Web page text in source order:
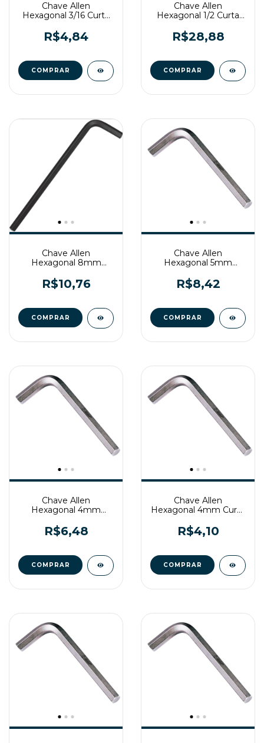
Chave Allen
Hexagonal 3/16 Curta
R$4,84
Chave Allen
Hexagonal 1/2 Curta
R$28,88
Chave Allen
Hexagonal 8mm
R$10,76
Chave Allen
Hexagonal 5mm
R$8,42
Chave Allen
Hexagonal 4mm
R$6,48
Chave Allen
Hexagonal 4mm Curta
R$4,10